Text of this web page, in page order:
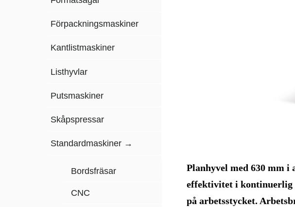
Förpackningsmaskiner
Kantlistmaskiner
Listhyvlar
Putsmaskiner
Skåpspressar
Standardmaskiner
Bordsfräsar
CNC
Planhyvel med 630 mm i
effektivitet i kontinuerlig
på arbetsstycket.